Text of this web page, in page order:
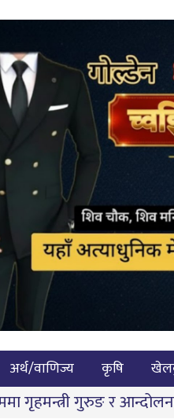
अर्थ/वाणिज्य कृषि
दोस्रो